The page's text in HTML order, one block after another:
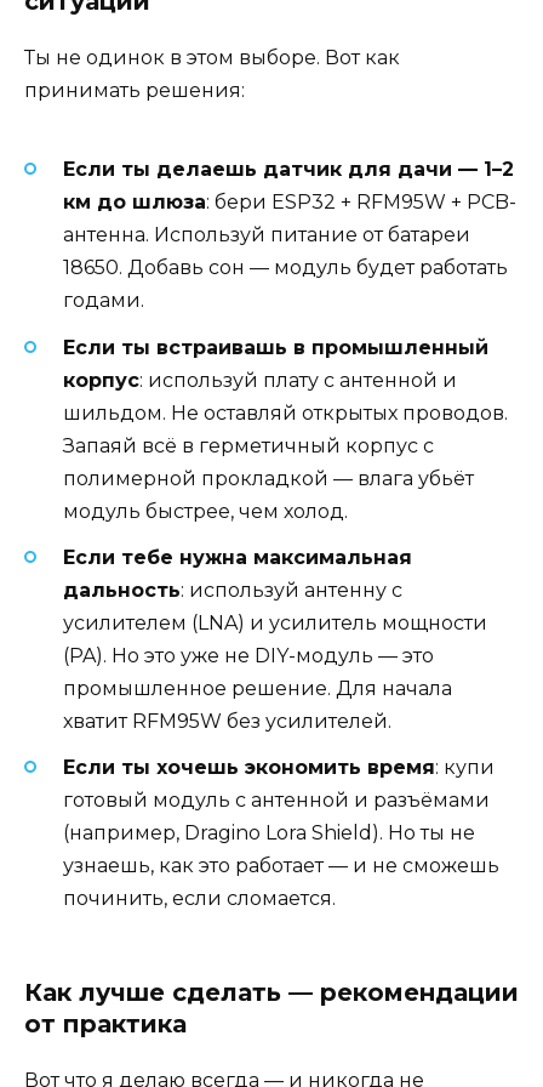
Ты не одинок в этом выборе. Вот как
принимать решения:
Если ты делаешь датчик для дачи — 1–2
км до шлюза: бери ESP32 + RFM95W + PCB-
антенна. Используй питание от батареи
18650. Добавь сон — модуль будет работать
годами.
Если ты встраивашь в промышленный
корпус: используй плату с антенной и
шильдом. Не оставляй открытых проводов.
Запаяй всё в герметичный корпус с
полимерной прокладкой — влага убьёт
модуль быстрее, чем холод.
Если тебе нужна максимальная
дальность: используй антенну с
усилителем (LNA) и усилитель мощности
(PA). Но это уже не DIY-модуль — это
промышленное решение. Для начала
хватит RFM95W без усилителей.
Если ты хочешь экономить время: купи
готовый модуль с антенной и разъёмами
(например, Dragino Lora Shield). Но ты не
узнаешь, как это работает — и не сможешь
починить, если сломается.
Как лучше сделать — рекомендации
от практика
Вот что я делаю всегда — и никогда не